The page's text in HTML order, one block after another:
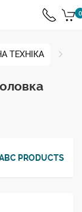
0
ТЕХНІКА
Відгуки
PRODUCTS